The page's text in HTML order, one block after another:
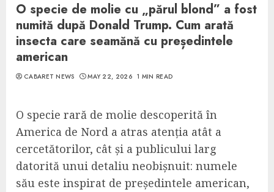
O specie de molie cu „părul blond” a fost
numită după Donald Trump. Cum arată
insecta care seamănă cu președintele
american
CABARET NEWS MAY 22, 2026 1 MIN READ
O specie rară de molie descoperită în
America de Nord a atras atenția atât a
cercetătorilor, cât și a publicului larg
datorită unui detaliu neobișnuit: numele
său este inspirat de președintele american,